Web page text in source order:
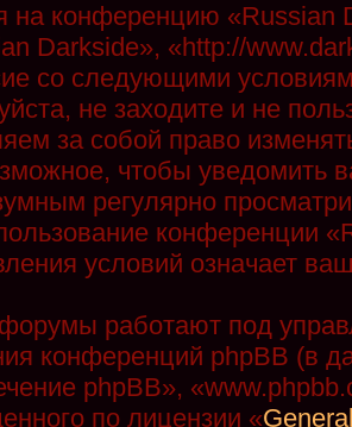
на конференцию
Darkside», «http://
со следующими
не заходите и не
за собой право
чтобы уведомить
регулярно
конференции
условий означает
работают под
конференций phpBB (в
phpBB»,
по лицензии «